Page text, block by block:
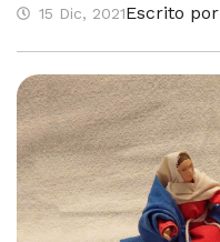
15 Dic, 2021Escrito por